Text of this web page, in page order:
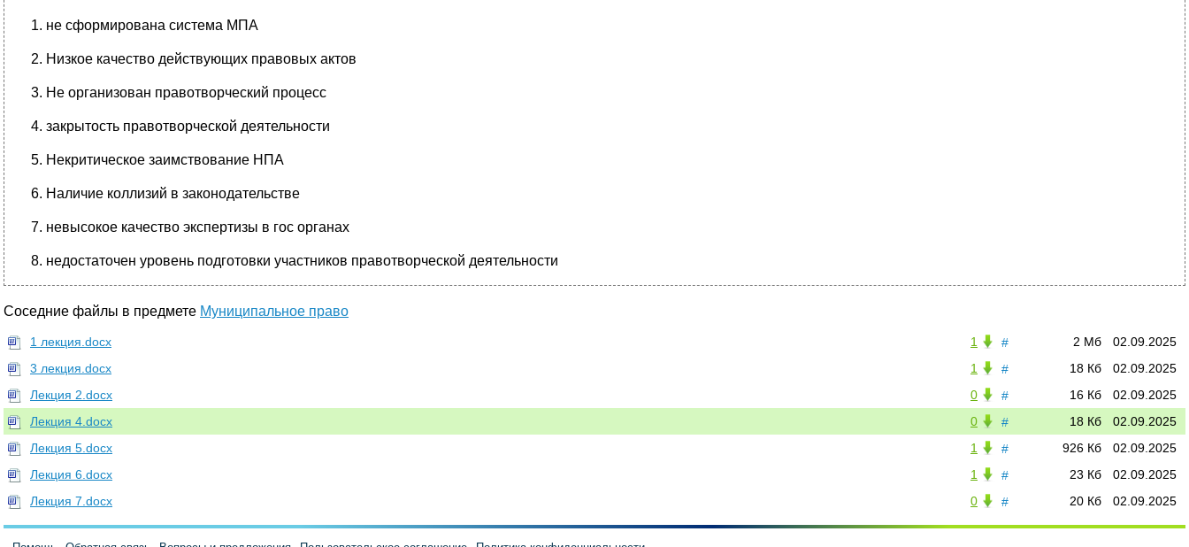
1. не сформирована система МПА
2. Низкое качество действующих правовых актов
3. Не организован правотворческий процесс
4. закрытость правотворческой деятельности
5. Некритическое заимствование НПА
6. Наличие коллизий в законодательстве
7. невысокое качество экспертизы в гос органах
8. недостаточен уровень подготовки участников правотворческой деятельности
Соседние файлы в предмете Муниципальное право
# 02.09.2025
2 Мб
1
1 лекция.docx
#
02.09.2025
18 Кб
1
3 лекция.docx
#
02.09.2025
16 Кб
0
Лекция 2.docx
#
02.09.2025
18 Кб
0
Лекция 4.docx
#
02.09.2025
926 Кб
1
Лекция 5.docx
#
02.09.2025
23 Кб
1
Лекция 6.docx
#
02.09.2025
20 Кб
0
Лекция 7.docx